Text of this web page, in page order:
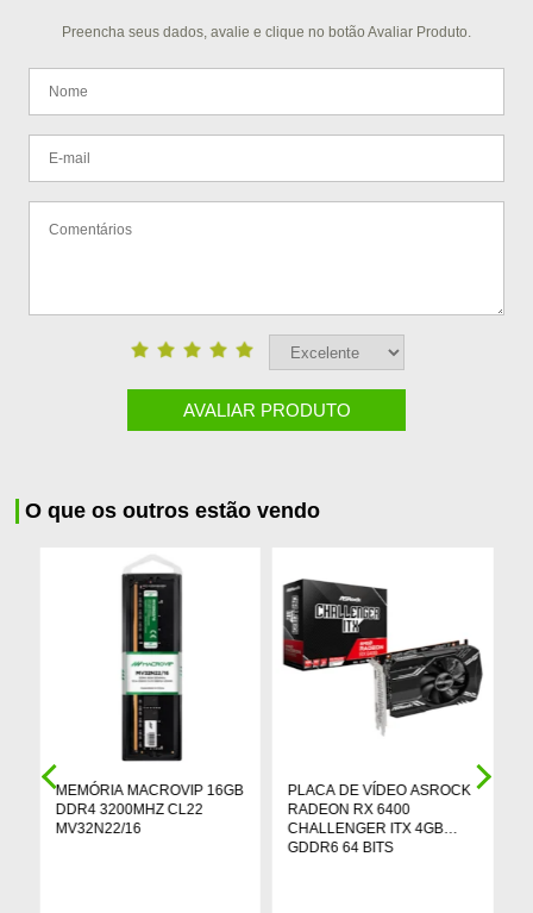
Preencha seus dados, avalie e clique no botão Avaliar Produto.
AVALIAR PRODUTO
O que os outros estão vendo
MEMÓRIA MACROVIP 16GB
DDR4 3200MHZ CL22
MV32N22/16
PLACA DE VÍDEO ASROCK
RADEON RX 6400
CHALLENGER ITX 4GB
GDDR6 64 BITS